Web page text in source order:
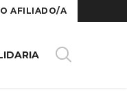
AFILIADO/A